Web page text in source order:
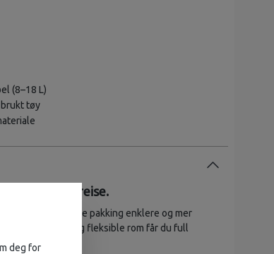
(8–18 L)
tøy
organisert reise.
er laget for å gjøre pakking enklere og mer
rask tilgang og fleksible rom får du full
reisen.
deg for